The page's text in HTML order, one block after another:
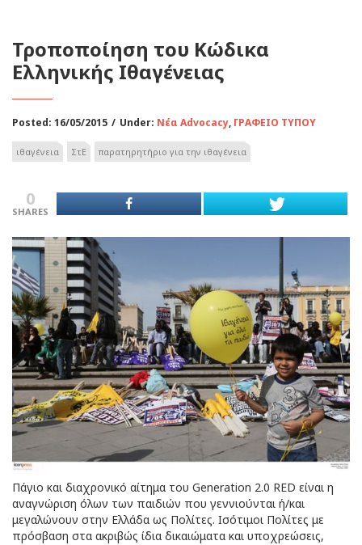
Τροποποίηση του Κώδικα
Ελληνικής Ιθαγένειας
Posted: 16/05/2015 / Under: Νέα Advocacy, ΓΡΑΦΕΙΟ ΤΥΠΟΥ
ιθαγένεια ΣτΕ παρατηρητήριο για την ιθαγένεια
0
SHARES
Πάγιο και διαχρονικό αίτημα του Generation 2.0 RED είναι η
αναγνώριση όλων των παιδιών που γεννιούνται ή/και
μεγαλώνουν στην Ελλάδα ως Πολίτες. Ισότιμοι Πολίτες με
πρόσβαση στα ακριβώς ίδια δικαιώματα και υποχρεώσεις,